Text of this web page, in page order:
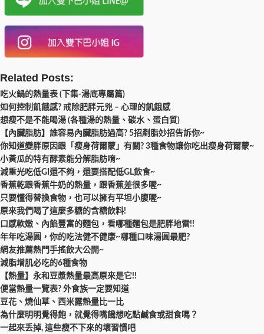
Related Posts:
吃火鍋的熱量表 (下集-湯底專屬篇)
如何控制飢餓感? 戒除肥胖元兇 – 心理的飢餓感
想瘦不是不能喝湯 (各種湯的熱量、碳水、蛋白質)
【內臟脂肪】誰容易內臟脂肪過高? 5招剷脂妙招告訴你~
你知道變胖原因跟「瘦身荷爾蒙」有關? 3種食物讓你吃出瘦身荷爾蒙~
小黃瓜的特有酵素能分解脂肪唷~
減重光吃低GI還不夠，還要搭配低GL飲食~
香蕉乾跟香蕉牛奶的熱量，跟香蕉差很多喔~
只要懂得替換食物，也可以擁有平坦小腹喔~
原來我們喝了這麼多糖的含糖飲料!
口感軟嫩、內餡豐富的麵包，看哪種麵包是肥胖地雷!!
年年吃湯圓，你的吃法健不健康~哪種口味湯圓最肥?
網友推薦熱門手搖飲大公開~
減脂增肌必吃的6種食物
【熱量】永和豆漿熱量最高原來是它!!
便當熱量一覽表? 外食族一定要知道
豆花、燒仙草、西米露熱量比一比
為什麼明明覺得飽，就覺得嘴饞想吃點鹹食或甜食嗎？
一起來丢掉, 這些瘦不下來的壞習慣吧